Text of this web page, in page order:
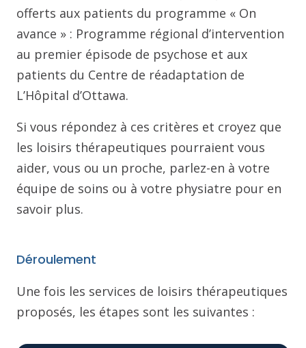
offerts aux patients du programme « On
avance » : Programme régional d’intervention
au premier épisode de psychose et aux
patients du Centre de réadaptation de
L’Hôpital d’Ottawa.
Si vous répondez à ces critères et croyez que
les loisirs thérapeutiques pourraient vous
aider, vous ou un proche, parlez-en à votre
équipe de soins ou à votre physiatre pour en
savoir plus.
Déroulement
Une fois les services de loisirs thérapeutiques
proposés, les étapes sont les suivantes :